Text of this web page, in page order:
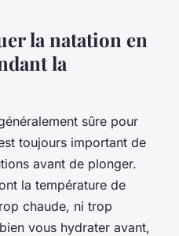
la natation en
la
sûre pour
toujours important de
avant de plonger.
la température de
chaude, ni trop
vous hydrater avant,